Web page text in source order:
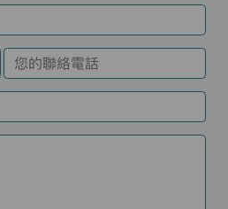
您的聯絡電話